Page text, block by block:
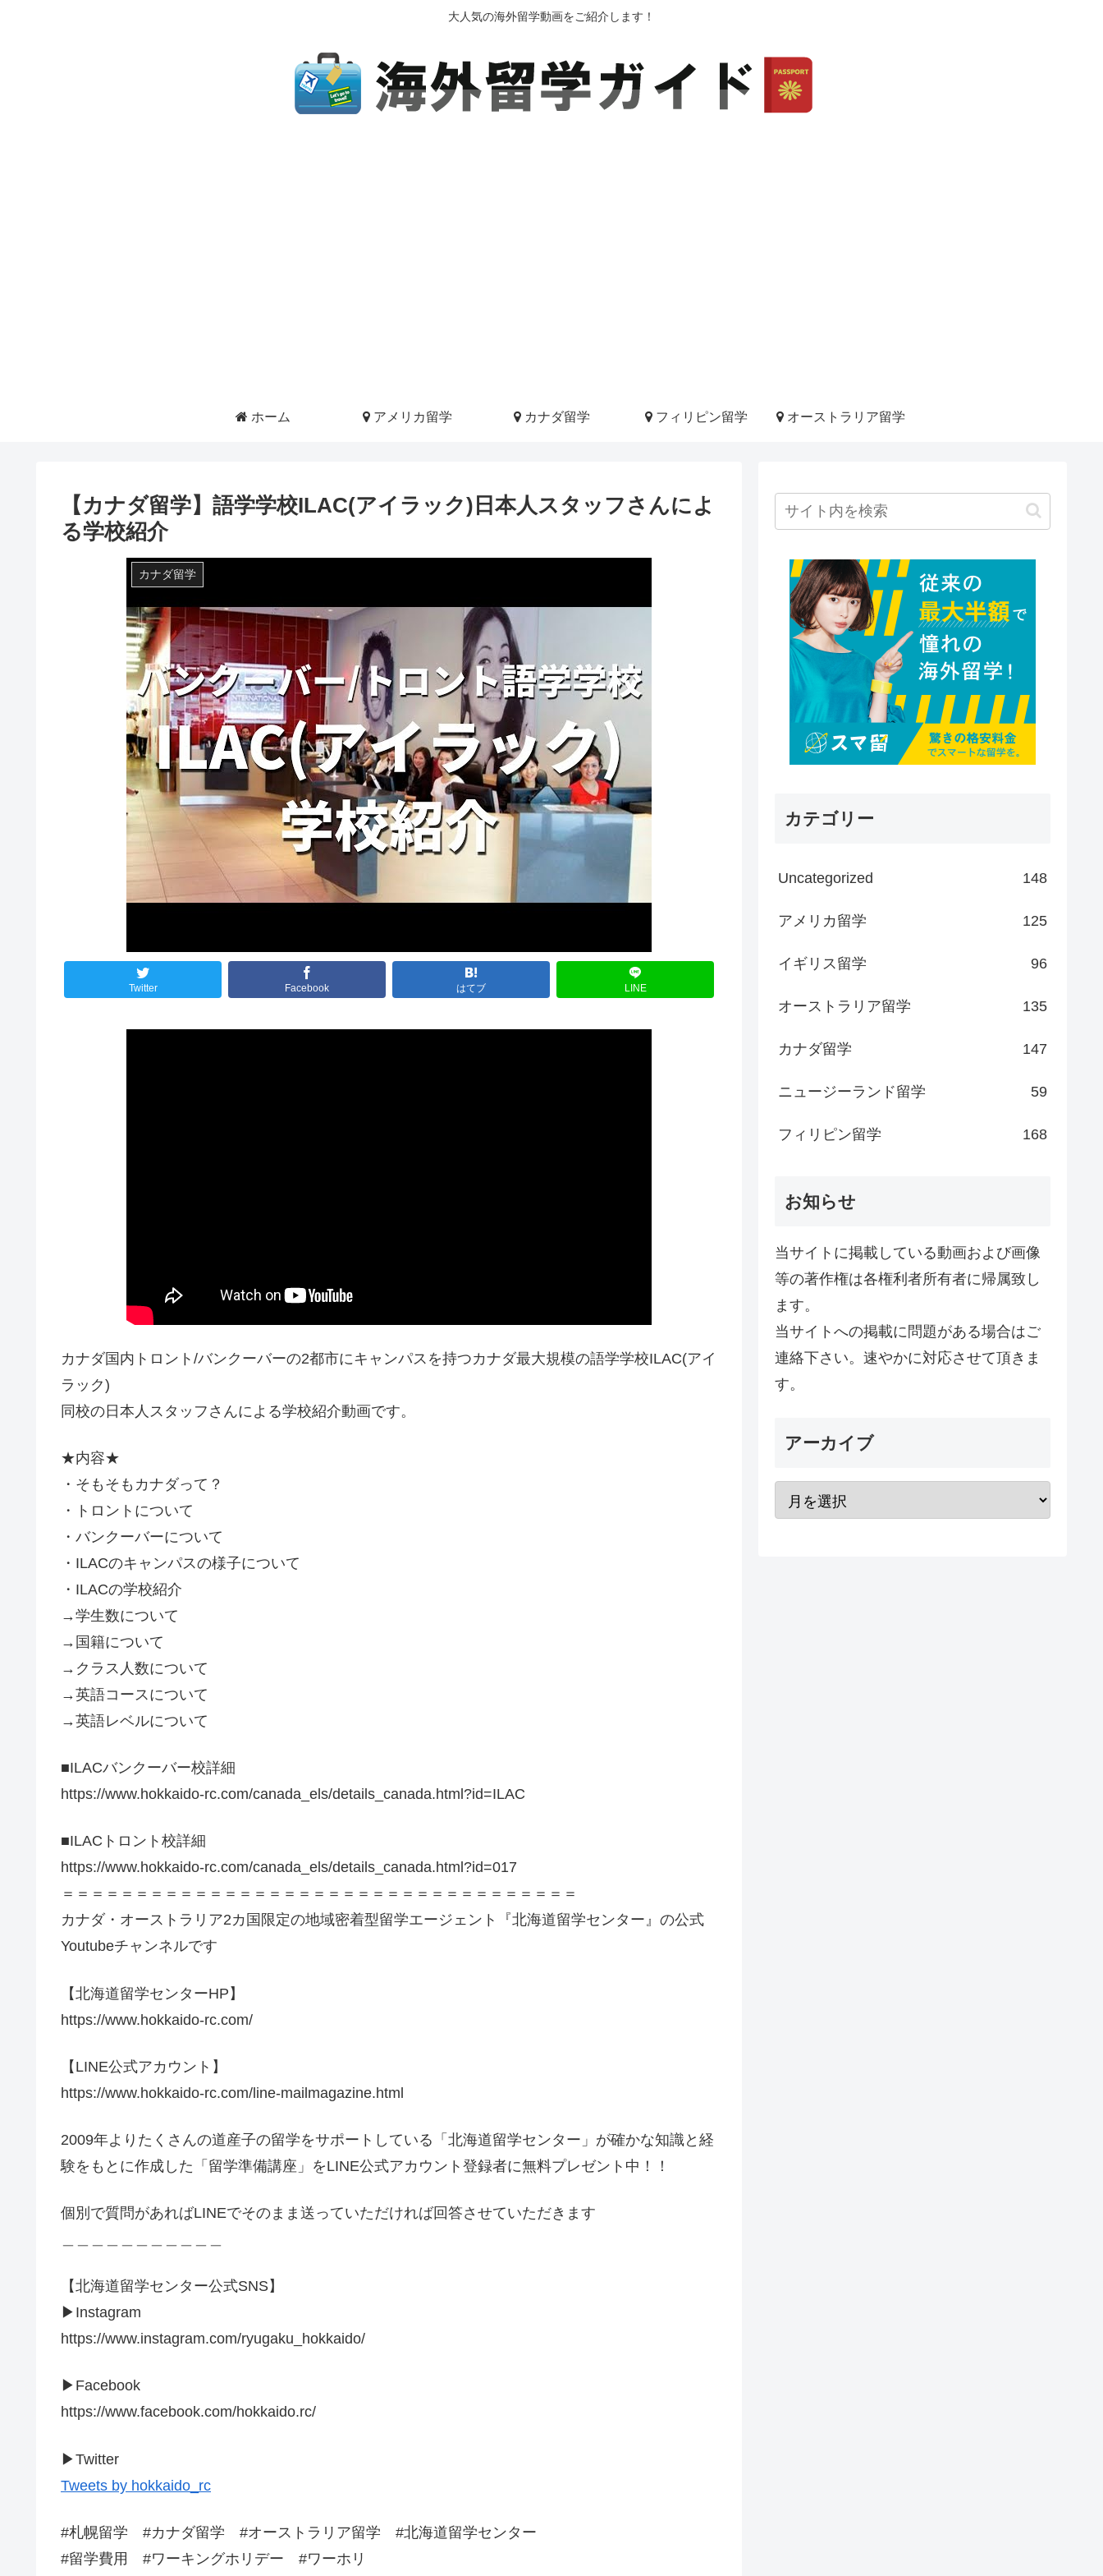
大人気の海外留学動画をご紹介します！
ホーム アメリカ留学 カナダ留学 フィリピン留学 オーストラリア留学
【カナダ留学】語学学校ILAC(アイラック)日本人スタッフさんによ
る学校紹介
カナダ留学
Twitter Facebook はてブ LINE
カナダ国内トロント/バンクーバーの2都市にキャンパスを持つカナダ最大規模の語学学校ILAC(アイ
ラック)
同校の日本人スタッフさんによる学校紹介動画です。
★内容★
・そもそもカナダって？
・トロントについて
・バンクーバーについて
・ILACのキャンパスの様子について
・ILACの学校紹介
→学生数について
→国籍について
→クラス人数について
→英語コースについて
→英語レベルについて
■ILACバンクーバー校詳細
https://www.hokkaido-rc.com/canada_els/details_canada.html?id=ILAC
■ILACトロント校詳細
https://www.hokkaido-rc.com/canada_els/details_canada.html?id=017
＝＝＝＝＝＝＝＝＝＝＝＝＝＝＝＝＝＝＝＝＝＝＝＝＝＝＝＝＝＝＝＝＝＝＝
カナダ・オーストラリア2カ国限定の地域密着型留学エージェント『北海道留学センター』の公式
Youtubeチャンネルです
【北海道留学センターHP】
https://www.hokkaido-rc.com/
【LINE公式アカウント】
https://www.hokkaido-rc.com/line-mailmagazine.html
2009年よりたくさんの道産子の留学をサポートしている「北海道留学センター」が確かな知識と経
験をもとに作成した「留学準備講座」をLINE公式アカウント登録者に無料プレゼント中！！
個別で質問があればLINEでそのまま送っていただければ回答させていただきます
【北海道留学センター公式SNS】
▶︎Instagram
https://www.instagram.com/ryugaku_hokkaido/
▶︎Facebook
https://www.facebook.com/hokkaido.rc/
▶︎Twitter
Tweets by hokkaido_rc
#札幌留学 #カナダ留学 #オーストラリア留学 #北海道留学センター
#留学費用 #ワーキングホリデー #ワーホリ
カテゴリー
Uncategorized 148
アメリカ留学 125
イギリス留学 96
オーストラリア留学 135
カナダ留学 147
ニュージーランド留学 59
フィリピン留学 168
お知らせ
当サイトに掲載している動画および画像
等の著作権は各権利者所有者に帰属致し
ます。
当サイトへの掲載に問題がある場合はご
連絡下さい。速やかに対応させて頂きま
す。
アーカイブ